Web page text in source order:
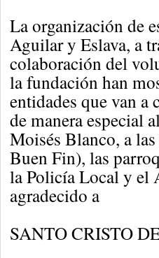
La organización de
Aguilar y Eslava, a
colaboración del
la fundación han
entidades que van a
de manera especial
Moisés Blanco, a
Buen Fin), las
la Policía Local y el
agradecido a
SANTO CRISTO